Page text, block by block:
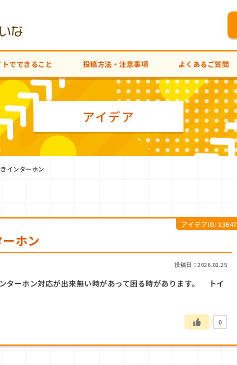
でできること 投稿方法・注意事項 よくあるご質問
アイデア
インターホン
ホン
アイデアID: 13647
投稿日：2026.02.25
ターホン対応が出来無い時があって困る時があります。 トイ
0